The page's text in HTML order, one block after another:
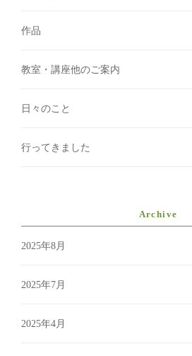
作品
教室・講座他のご案内
日々のこと
行ってきました
Archive
2025年8月
2025年7月
2025年4月